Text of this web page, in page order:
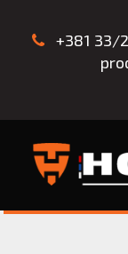
+381 33/